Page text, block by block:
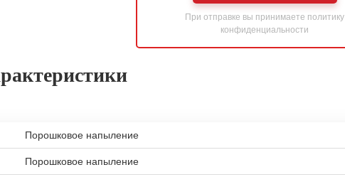
При отправке вы принимаете политику
конфиденциальности
Порошковое напыление
Порошковое напыление